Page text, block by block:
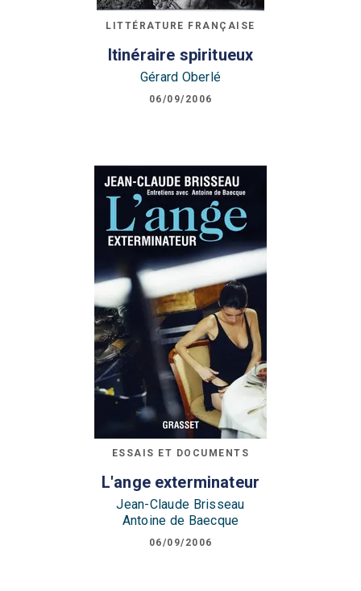
LITTÉRATURE FRANÇAISE
Itinéraire spiritueux
Gérard Oberlé
06/09/2006
ESSAIS ET DOCUMENTS
L'ange exterminateur
Jean-Claude Brisseau
Antoine de Baecque
06/09/2006